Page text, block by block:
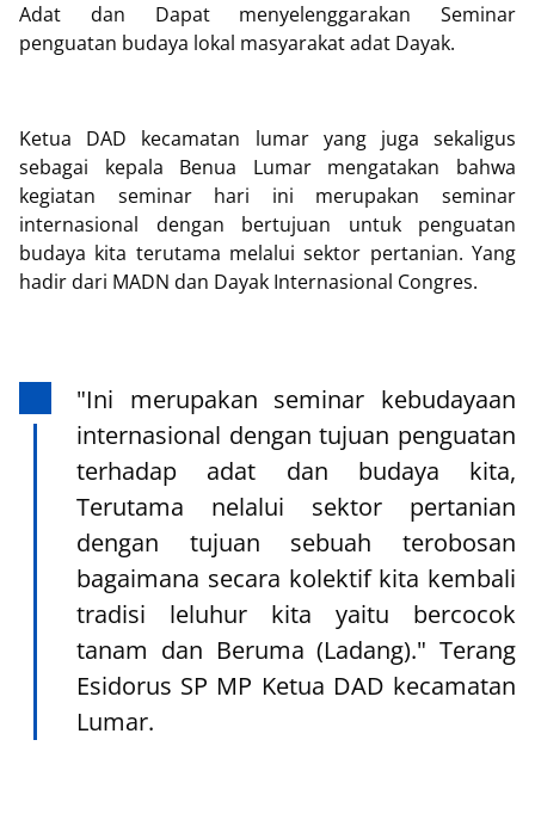
Adat dan Dapat menyelenggarakan Seminar
penguatan budaya lokal masyarakat adat Dayak.
Ketua DAD kecamatan lumar yang juga sekaligus
sebagai kepala Benua Lumar mengatakan bahwa
kegiatan seminar hari ini merupakan seminar
internasional dengan bertujuan untuk penguatan
budaya kita terutama melalui sektor pertanian. Yang
hadir dari MADN dan Dayak Internasional Congres.
"Ini merupakan seminar kebudayaan
internasional dengan tujuan penguatan
terhadap adat dan budaya kita,
Terutama nelalui sektor pertanian
dengan tujuan sebuah terobosan
bagaimana secara kolektif kita kembali
tradisi leluhur kita yaitu bercocok
tanam dan Beruma (Ladang)." Terang
Esidorus SP MP Ketua DAD kecamatan
Lumar.